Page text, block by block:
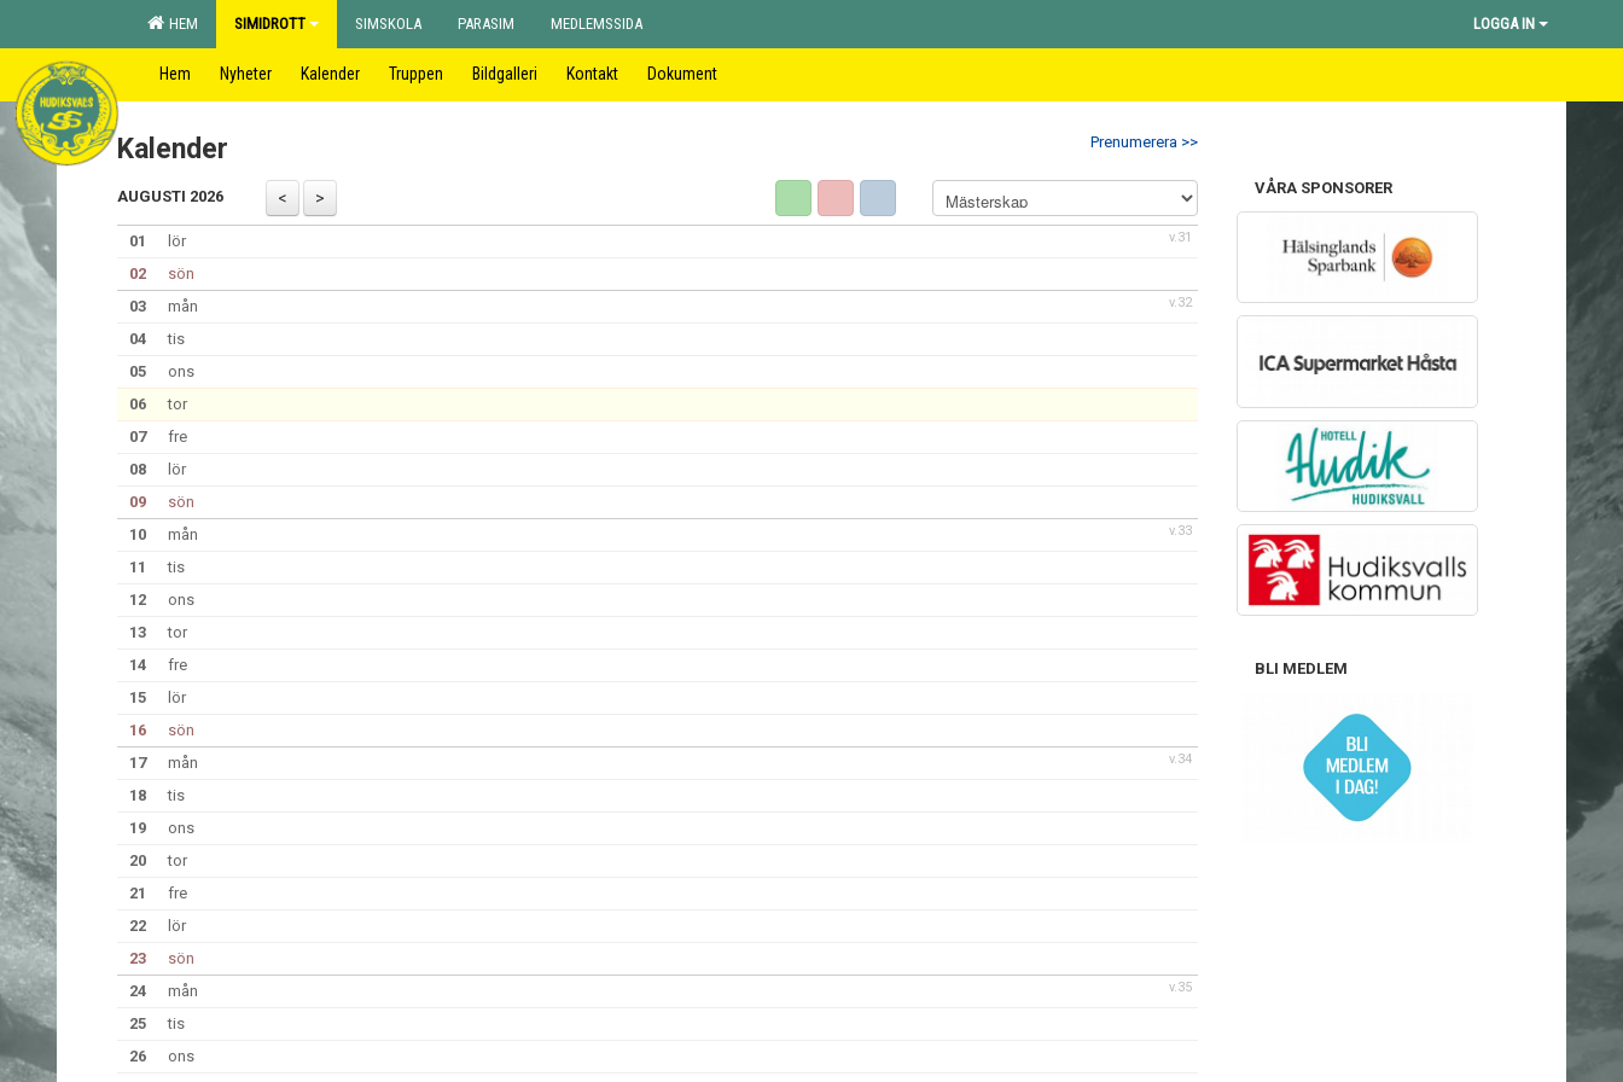
HEM SIMIDROTT SIMSKOLA PARASIM MEDLEMSSIDA LOGGA IN
Hem Nyheter Kalender Truppen Bildgalleri Kontakt Dokument
Prenumerera >>
Kalender
AUGUSTI 2026
v.31
01
lör
02
sön
v.32
03
mån
04
tis
05
ons
06
tor
07
fre
08
lör
09
sön
v.33
10
mån
11
tis
12
ons
13
tor
14
fre
15
lör
16
sön
v.34
17
mån
18
tis
19
ons
20
tor
21
fre
22
lör
23
sön
v.35
24
mån
25
tis
26
ons
VÅRA SPONSORER
BLI MEDLEM